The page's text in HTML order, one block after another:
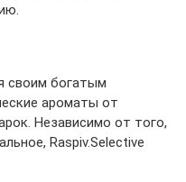
своим богатым
ароматы от
Независимо от того,
Raspiv.Selective